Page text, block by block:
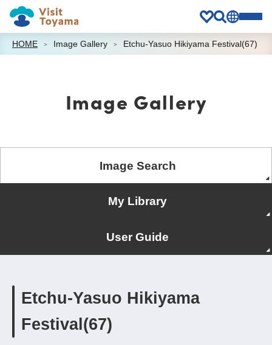
HOME Image Gallery Etchu-Yasuo Hikiyama Festival(67)
Image Gallery
Image Search
My Library
User Guide
Etchu-Yasuo Hikiyama
Festival(67)